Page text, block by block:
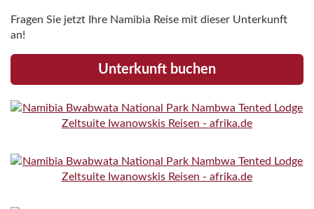
Fragen Sie jetzt Ihre Namibia Reise mit dieser Unterkunft
an!
Unterkunft buchen